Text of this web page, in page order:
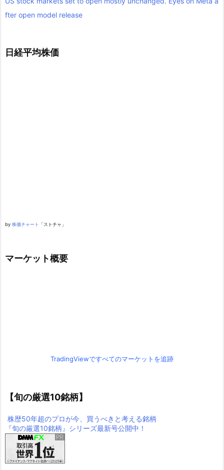
fter open model release
日経平均株価
by 株価チャート 「ストチャ」
マーケット概要
TradingViewですべてのマーケットを追跡
【旬の厳選10銘柄】
株歴50年超のプロが今、買うべきと考える銘柄
『旬の厳選10銘柄』シリーズ最新号公開中！